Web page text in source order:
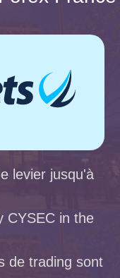
levier jusqu'à
CYSEC in the
de trading sont